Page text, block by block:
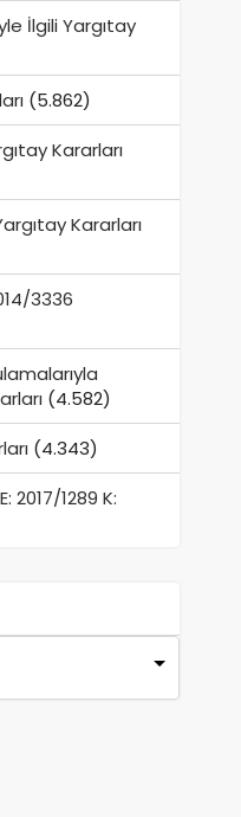
İlgili Yargıtay
(5.862)
Kararları
Kararları
3336
(4.582)
(4.343)
2017/1289 K: